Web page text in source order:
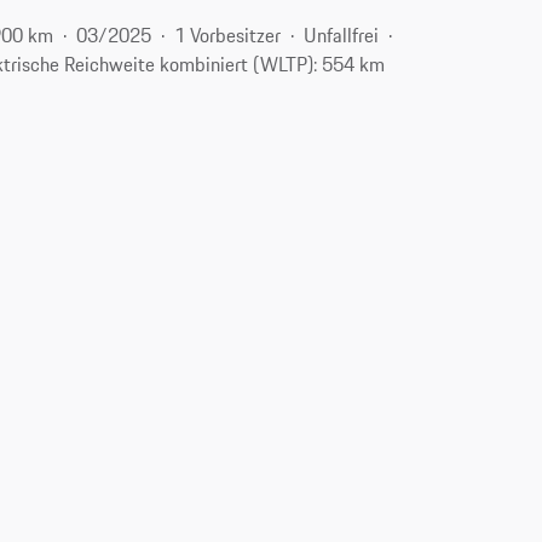
km 03/2025 1 Vorbesitzer
Unfallfrei
Reichweite kombiniert (WLTP): 554 km